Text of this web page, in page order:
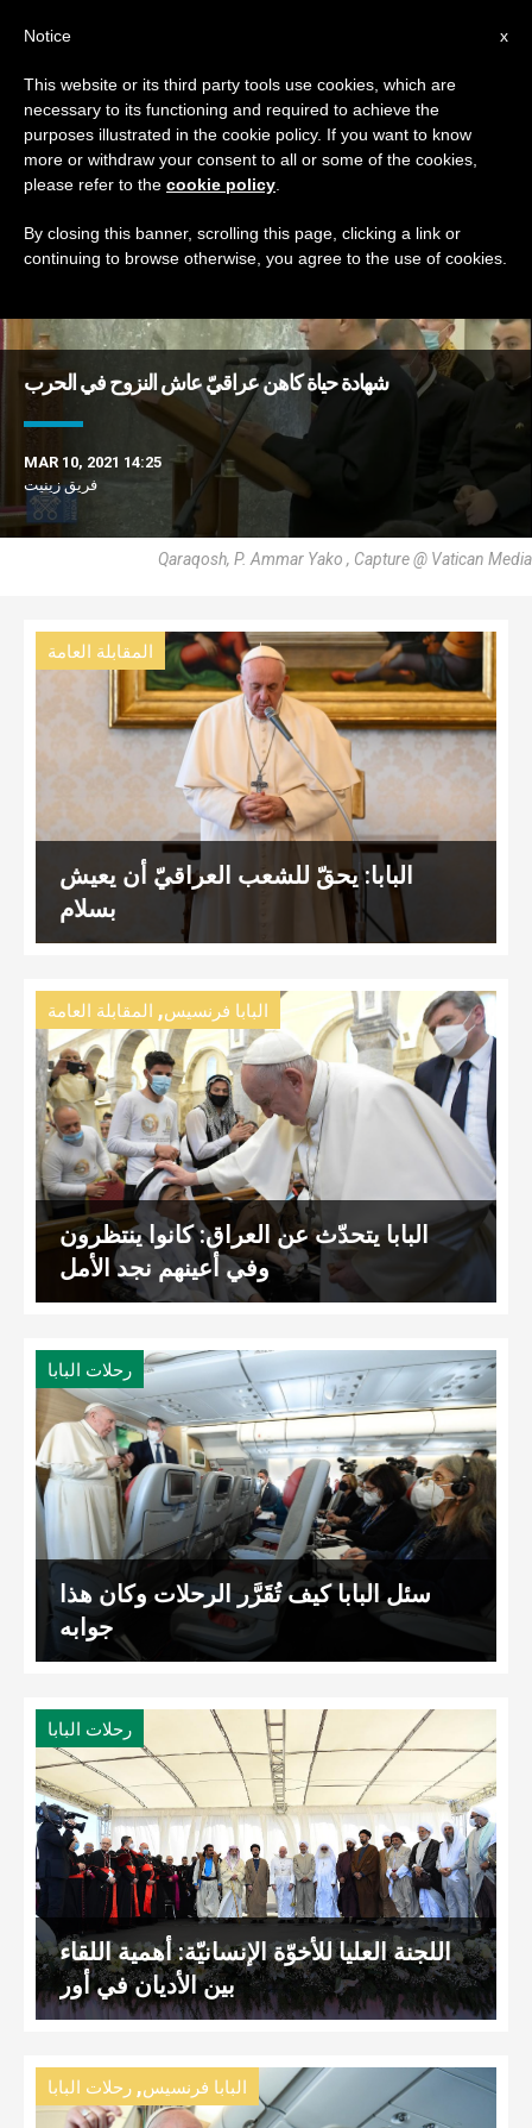
DAY
March 10th, 2021
DERNIÈRES NOUVELLES
شهادة حياة كاهن عراقيّ عاش النزوح في الحرب
MAR 10, 2021 14:25
فريق زينيت
Qaraqosh, P. Ammar Yako , Capture @ Vatican Media
المقابلة العامة
البابا: يحقّ للشعب العراقيّ أن يعيش
بسلام
البابا فرنسيس, المقابلة العامة
البابا يتحدّث عن العراق: كانوا ينتظرون
وفي أعينهم نجد الأمل
رحلات البابا
سئل البابا كيف تُقَرَّر الرحلات وكان هذا
جوابه
رحلات البابا
اللجنة العليا للأخوّة الإنسانيّة: أهمية اللقاء
بين الأديان في أور
البابا فرنسيس, رحلات البابا
x
Notice
This website or its third party tools use cookies, which are
necessary to its functioning and required to achieve the
purposes illustrated in the cookie policy. If you want to know
more or withdraw your consent to all or some of the cookies,
please refer to the cookie policy
By closing this banner, scrolling this page, clicking a link or
continuing to browse otherwise, you agree to the use of cookies.